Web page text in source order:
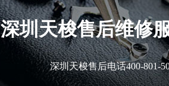
深圳天梭售后维修
深圳天梭售后电话400-801-